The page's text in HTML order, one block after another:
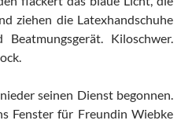
ziehen die Latexhandschuhe
Kiloschwer.
seinen Dienst begonnen.
Fenster für Freundin Wiebke